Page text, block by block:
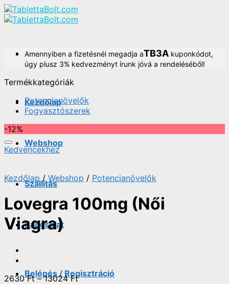
Skip
to
Kezdőlap
Webshop
Szállítás
Kapcsolat
Belépés / Regisztráció
Amennyiben a fizetésnél megadja aTB3A kuponkódot,
úgy plusz 3% kedvezményt írunk jóvá a rendeléséből!
Termékkategóriák
Potencianövelők
Fogyasztószerek
-12%
Kedvencekhez
Kezdőlap / Webshop / Potencianövelők
Lovegra 100mg (Női
Viagra)
2630Ft–13024Ft